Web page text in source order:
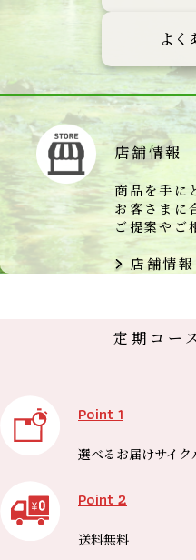
よく
店舗情報
商品を手に
お客さまに
ご提案やご
店舗情
定期コー
Point 1
選べる お届けサイク
Point 2
送料無料